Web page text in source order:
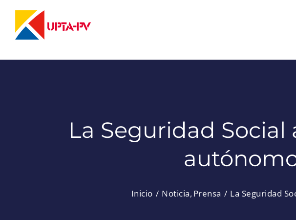
contenido
La Seguridad
Inicio Noticia Prensa La Seguridad